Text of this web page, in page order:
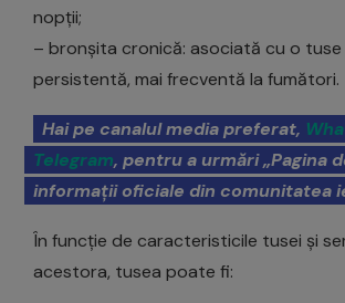
nopții;
– bronșita cronică: asociată cu o
persistentă, mai frecventă la fumători.
Hai pe canalul media preferat,
Telegram, pentru a urmări „Pagina
informații oficiale din comunitatea
În funcție de caracteristicile tusei și
acestora, tusea poate fi: